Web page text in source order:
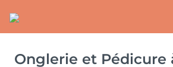
Onglerie et Pédicure